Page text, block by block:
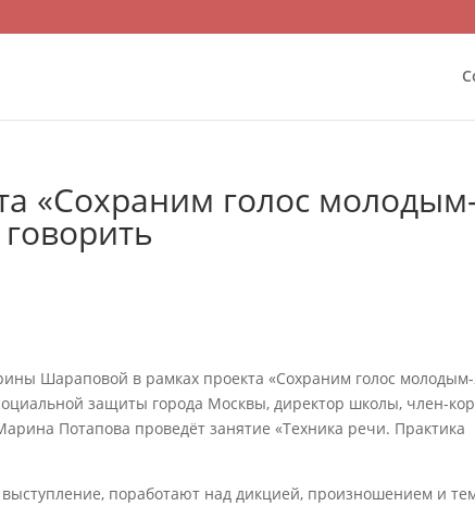
«Сохраним голос
Шараповой в рамках проекта «Сохраним голос
защиты города Москвы, директор школы, член-
Потапова проведёт занятие «Техника речи. Практика
выступление, поработают над дикцией, произношением и